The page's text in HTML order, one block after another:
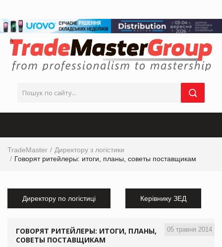
TradeMaster
Директору з логістики
Говорят ритейлеры: итоги, планы, советы поставщикам
Директору по логістиці Керівнику ЗЕД
05 травня 2014
ГОВОРЯТ РИТЕЙЛЕРЫ: ИТОГИ, ПЛАНЫ,
СОВЕТЫ ПОСТАВЩИКАМ